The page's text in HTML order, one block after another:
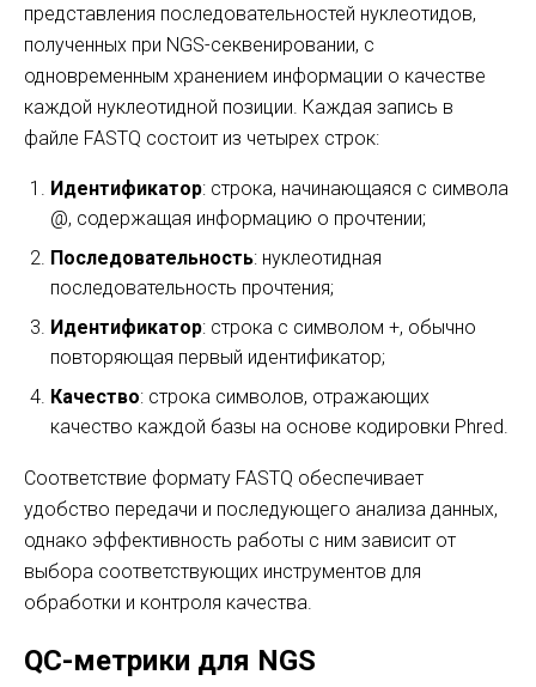
представления последовательностей нуклеотидов,
полученных при NGS-секвенировании, с
одновременным хранением информации о качестве
каждой нуклеотидной позиции. Каждая запись в
файле FASTQ состоит из четырех строк:
Идентификатор: строка, начинающаяся с символа
@, содержащая информацию о прочтении;
Последовательность: нуклеотидная
последовательность прочтения;
Идентификатор: строка с символом +, обычно
повторяющая первый идентификатор;
Качество: строка символов, отражающих
качество каждой базы на основе кодировки Phred.
Соответствие формату FASTQ обеспечивает
удобство передачи и последующего анализа данных,
однако эффективность работы с ним зависит от
выбора соответствующих инструментов для
обработки и контроля качества.
QC-метрики для NGS